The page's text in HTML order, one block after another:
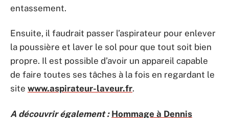
entassement.
Ensuite, il faudrait passer l’aspirateur pour enlever
la poussière et laver le sol pour que tout soit bien
propre. Il est possible d’avoir un appareil capable
de faire toutes ses tâches à la fois en regardant le
site www.aspirateur-laveur.fr.
A découvrir également : Hommage à Dennis